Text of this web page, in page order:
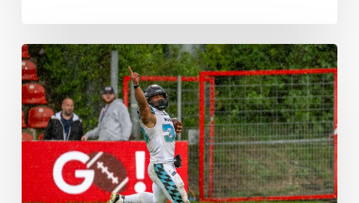
Die
Top-
Performer
des
14.
Spieltags